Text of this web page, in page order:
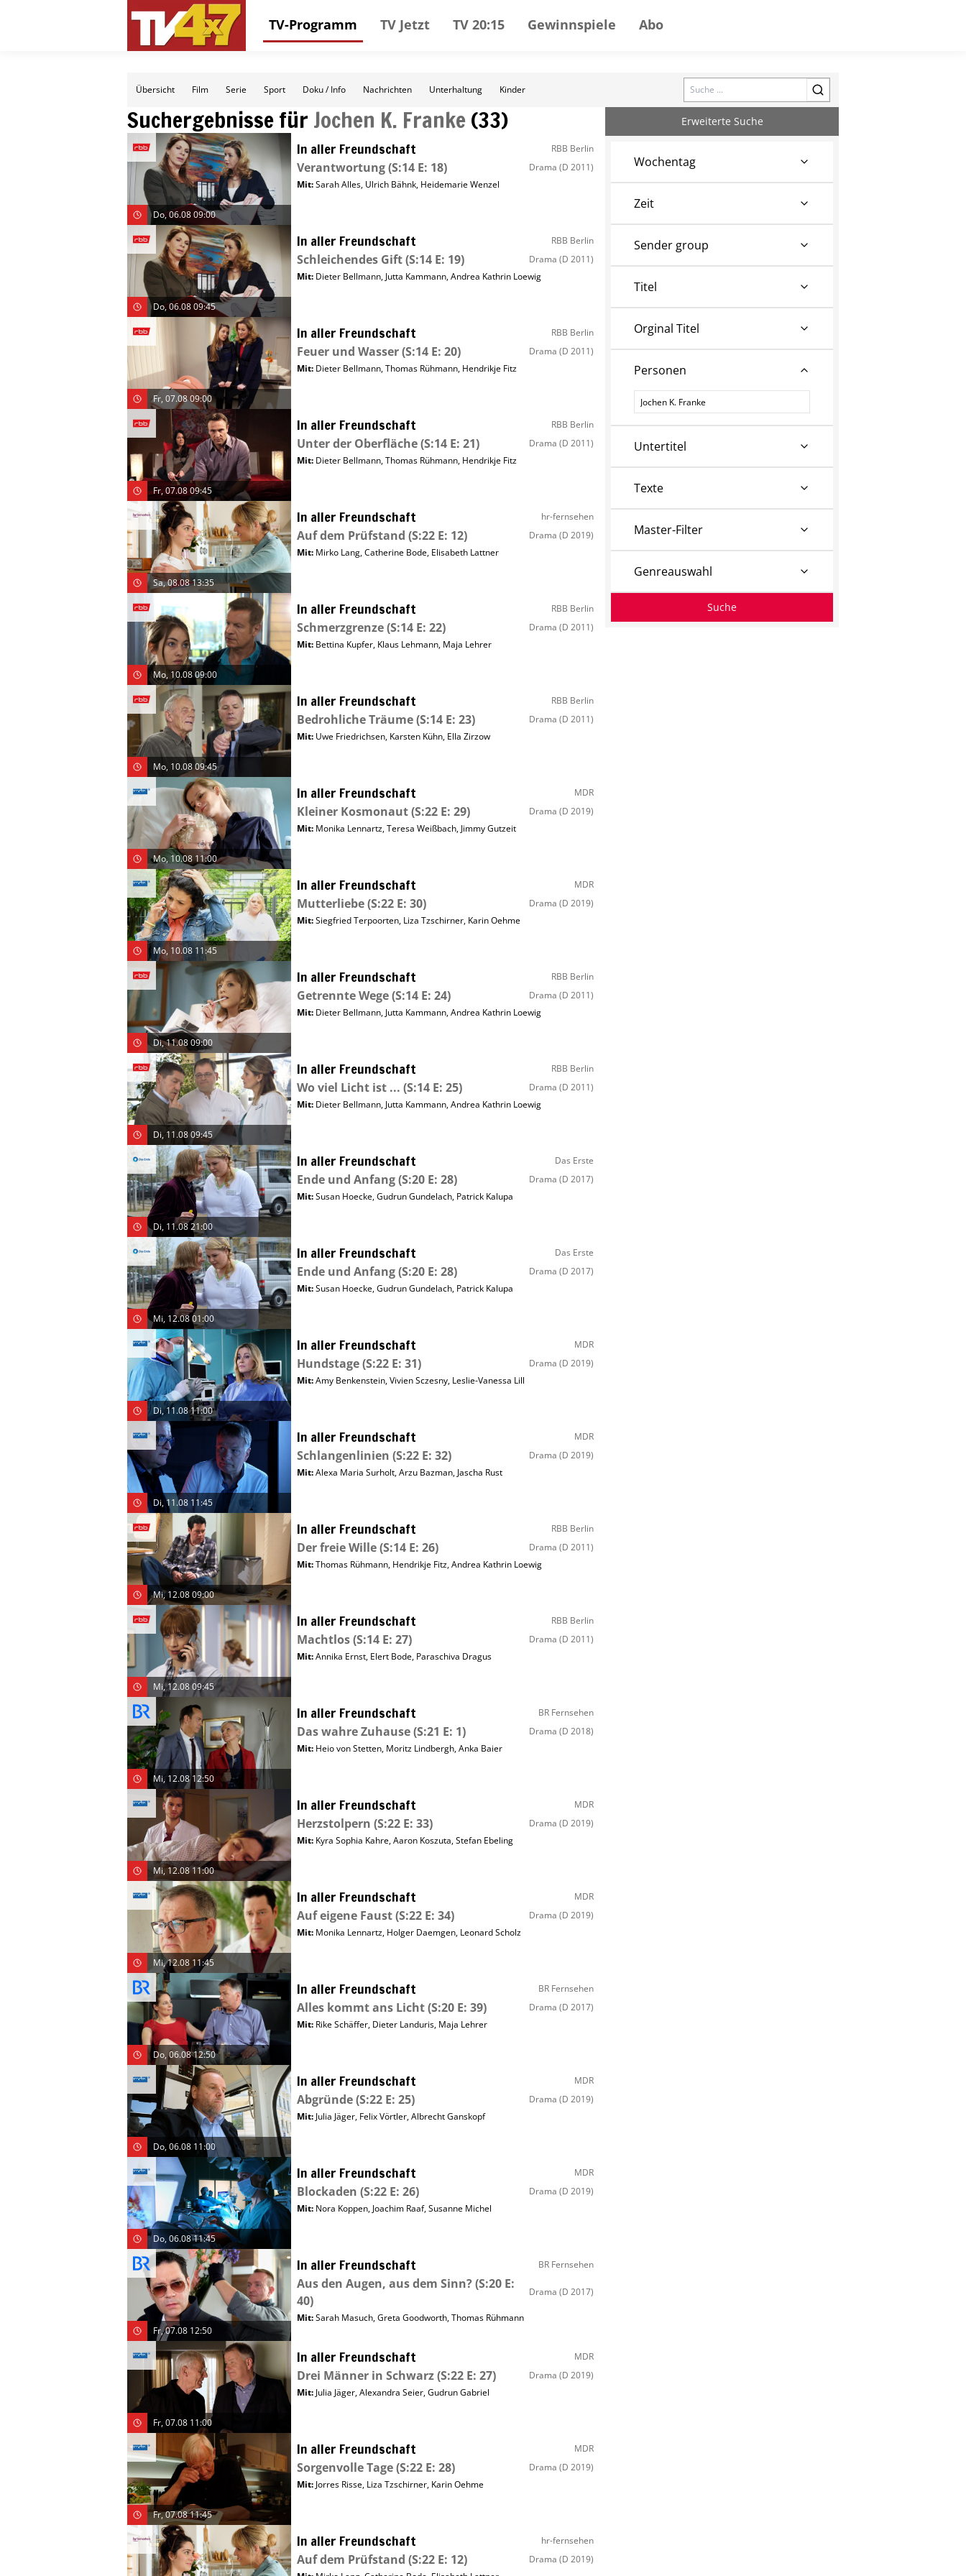
TV-Programm TV Jetzt TV 20:15 Gewinnspiele Abo
Übersicht Film Serie Sport Doku / Info Nachrichten Unterhaltung Kinder Search
Suchergebnisse für Jochen K. Franke(33)
Do, 06.08 09:00
In aller Freundschaft RBB Berlin
Verantwortung(S:14 E: 18) Drama (D 2011)
Mit:Sarah Alles, Ulrich Bähnk, Heidemarie Wenzel
Do, 06.08 09:45
In aller Freundschaft RBB Berlin
Schleichendes Gift(S:14 E: 19) Drama (D 2011)
Mit: Dieter Bellmann, Jutta Kammann,Andrea Kathrin Loewig
Fr, 07.08 09:00
In aller Freundschaft RBB Berlin
Feuer und Wasser(S:14 E: 20) Drama (D 2011)
Mit: Dieter Bellmann,Thomas Rühmann, Hendrikje Fitz
Fr, 07.08 09:45
In aller Freundschaft RBB Berlin
Unter der Oberfläche(S:14 E: 21) Drama (D 2011)
Mit: Dieter Bellmann,Thomas Rühmann, Hendrikje Fitz
Sa, 08.08 13:35
In aller Freundschaft hr-fernsehen
Auf dem Prüfstand (S:22 E: 12) Drama (D 2019)
Mit: Mirko Lang,Catherine Bode, Elisabeth Lattner
Mo, 10.08 09:00
In aller Freundschaft RBB Berlin
Schmerzgrenze(S:14 E: 22) Drama (D 2011)
Mit: Bettina Kupfer, Klaus Lehmann, Maja Lehrer
Mo, 10.08 09:45
In aller Freundschaft RBB Berlin
Bedrohliche Träume(S:14 E: 23) Drama (D 2011)
Mit: Uwe Friedrichsen, Karsten Kühn, Ella Zirzow
Mo, 10.08 11:00
In aller Freundschaft MDR
Kleiner Kosmonaut(S:22 E: 29) Drama (D 2019)
Mit: Monika Lennartz,Teresa Weißbach, Jimmy Gutzeit
Mo, 10.08 11:45
In aller Freundschaft MDR
Mutterliebe(S:22 E: 30) Drama (D 2019)
Mit:Siegfried Terpoorten, Liza Tzschirner, Karin Oehme
Di, 11.08 09:00
In aller Freundschaft RBB Berlin
Getrennte Wege(S:14 E: 24) Drama (D 2011)
Mit: Dieter Bellmann, Jutta Kammann,Andrea Kathrin Loewig
Di, 11.08 09:45
In aller Freundschaft RBB Berlin
Wo viel Licht ist ... (S:14 E: 25) Drama (D 2011)
Mit: Dieter Bellmann, Jutta Kammann,Andrea Kathrin Loewig
Di, 11.08 21:00
In aller Freundschaft Das Erste
Ende und Anfang(S:20 E: 28) Drama (D 2017)
Mit:Susan Hoecke,Gudrun Gundelach, Patrick Kalupa
Mi, 12.08 01:00
In aller Freundschaft Das Erste
Ende und Anfang(S:20 E: 28) Drama (D 2017)
Mit:Susan Hoecke,Gudrun Gundelach, Patrick Kalupa
Di, 11.08 11:00
In aller Freundschaft MDR
Hundstage(S:22 E: 31) Drama (D 2019)
Mit:Amy Benkenstein,Vivien Sczesny, Leslie-Vanessa Lill
Di, 11.08 11:45
In aller Freundschaft MDR
Schlangenlinien (S:22 E: 32) Drama (D 2019)
Mit:Alexa Maria Surholt,Arzu Bazman, Jascha Rust
Mi, 12.08 09:00
In aller Freundschaft RBB Berlin
Der freie Wille(S:14 E: 26) Drama (D 2011)
Mit:Thomas Rühmann, Hendrikje Fitz,Andrea Kathrin Loewig
Mi, 12.08 09:45
In aller Freundschaft RBB Berlin
Machtlos(S:14 E: 27) Drama (D 2011)
Mit:Annika Ernst, Elert Bode, Paraschiva Dragus
Mi, 12.08 12:50
In aller Freundschaft BR Fernsehen
Das wahre Zuhause(S:21 E: 1) Drama (D 2018)
Mit: Heio von Stetten, Moritz Lindbergh,Anka Baier
Mi, 12.08 11:00
In aller Freundschaft MDR
Herzstolpern (S:22 E: 33) Drama (D 2019)
Mit: Kyra Sophia Kahre,Aaron Koszuta,Stefan Ebeling
Mi, 12.08 11:45
In aller Freundschaft MDR
Auf eigene Faust(S:22 E: 34) Drama (D 2019)
Mit: Monika Lennartz, Holger Daemgen, Leonard Scholz
Do, 06.08 12:50
In aller Freundschaft BR Fernsehen
Alles kommt ans Licht(S:20 E: 39) Drama (D 2017)
Mit: Rike Schäffer, Dieter Landuris, Maja Lehrer
Do, 06.08 11:00
In aller Freundschaft MDR
Abgründe(S:22 E: 25) Drama (D 2019)
Mit: Julia Jäger, Felix Vörtler,Albrecht Ganskopf
Do, 06.08 11:45
In aller Freundschaft MDR
Blockaden (S:22 E: 26) Drama (D 2019)
Mit: Nora Koppen, Joachim Raaf,Susanne Michel
Fr, 07.08 12:50
In aller Freundschaft BR Fernsehen
Aus den Augen, aus dem Sinn?(S:20 E:
40)
Drama (D 2017)
Mit:Sarah Masuch,Greta Goodworth,Thomas Rühmann
Fr, 07.08 11:00
In aller Freundschaft MDR
Drei Männer in Schwarz(S:22 E: 27) Drama (D 2019)
Mit: Julia Jäger,Alexandra Seier,Gudrun Gabriel
Fr, 07.08 11:45
In aller Freundschaft MDR
Sorgenvolle Tage(S:22 E: 28) Drama (D 2019)
Mit: Jorres Risse, Liza Tzschirner, Karin Oehme
In aller Freundschaft hr-fernsehen
Auf dem Prüfstand (S:22 E: 12) Drama (D 2019)
Erweiterte Suche
Wochentag
Zeit
Sender group
Titel
Orginal Titel
Personen
Personen
Untertitel
Texte
Master-Filter
Genreauswahl
Suche